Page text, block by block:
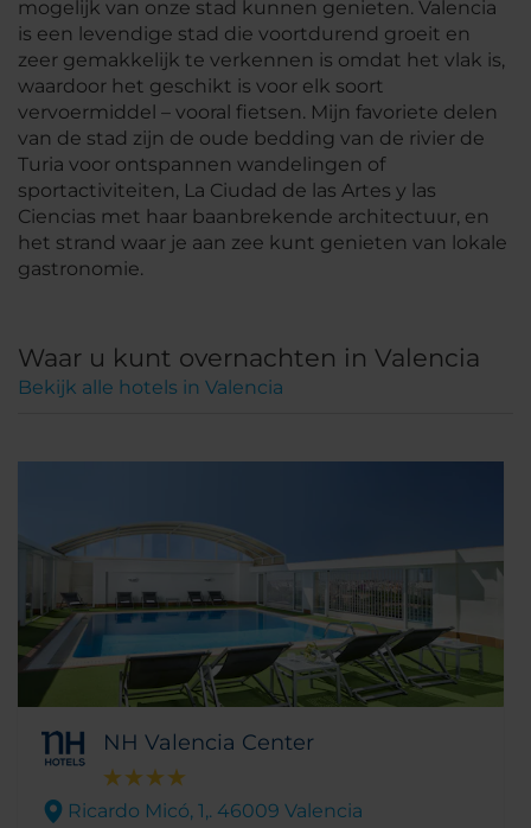
mogelijk van onze stad kunnen genieten. Valencia
is een levendige stad die voortdurend groeit en
zeer gemakkelijk te verkennen is omdat het vlak is,
waardoor het geschikt is voor elk soort
vervoermiddel – vooral fietsen. Mijn favoriete delen
van de stad zijn de oude bedding van de rivier de
Turia voor ontspannen wandelingen of
sportactiviteiten, La Ciudad de las Artes y las
Ciencias met haar baanbrekende architectuur, en
het strand waar je aan zee kunt genieten van lokale
gastronomie.
Waar u kunt overnachten in Valencia
Bekijk alle hotels in Valencia
NH Valencia Center
Ricardo Micó, 1,. 46009 Valencia